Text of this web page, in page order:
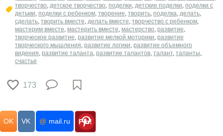
творчество, детское творчество, поделки, детские поделки, поделки с
детьми, поделки с ребенком, творение, творить, поделка, делать,
сделать, творить вместе, делать вместе, творчество с ребенком,
мастерим вместе, мастерить вместе, мастерство, развитие,
творческое развитие, развитие мелкой моторики, развитие
творческого мышления, развитие логики, развитие объемного
видения, развитие таланта, развитие талантов, талант, таланты,
счастье
173
OK VK @ mail.ru Pin!